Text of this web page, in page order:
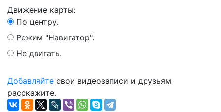
Движение карты:
По центру.
Режим "Навигатор".
Не двигать.
Добавляйте свои видеозаписи и друзьям
расскажите.